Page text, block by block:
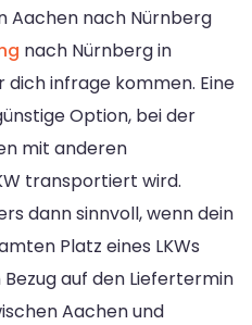
Aachen nach Nürnberg
nach Nürnberg in
infrage kommen. Eine
Option, bei der
mit anderen
transportiert wird.
dann sinnvoll, wenn dein
Platz eines LKWs
auf den Liefertermin
Aachen und